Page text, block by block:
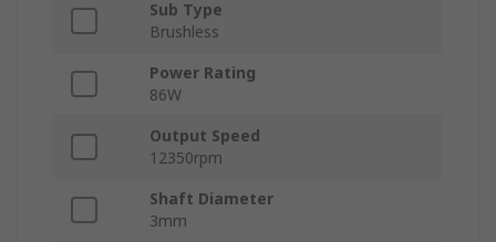
Sub Type
Brushless
Power Rating
86W
Output Speed
12350rpm
Shaft Diameter
3mm